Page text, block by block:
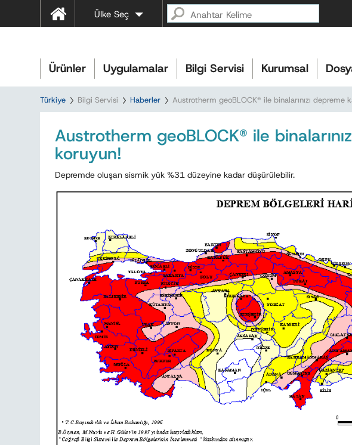
Ülke Seç
Ürünler Uygulamalar Bilgi Servisi Kurumsal
Türkiye Bilgi Servisi Haberler Austrotherm geoBLOCK® ile binalarınızı depreme
Austrotherm geoBLOCK® ile
koruyun!
Depremde oluşan sismik yük %31 düzeyine kadar düşürülebilir.